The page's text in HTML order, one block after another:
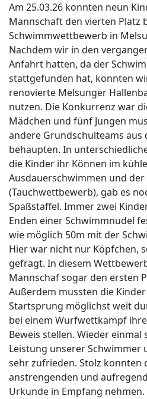
Am 25.03.26 konnten neun
Mannschaft den vierten Platz
Schwimmwettbewerb in
Nachdem wir in den
Anfahrt hatten, da der
stattgefunden hat, konnten
renovierte Melsunger
nutzen. Die Konkurrenz war
Mädchen und fünf Jungen
andere Grundschulteams aus
behaupten. In
die Kinder ihr Können im
Ausdauerschwimmen und der
(Tauchwettbewerb), gab es
Spaßstaffel. Immer zwei
Enden einer Schwimmnudel
wie möglich 50m mit der
Hier war nicht nur Köpfchen,
gefragt. In diesem
Mannschaf sogar den ersten
Außerdem mussten die
Startsprung möglichst weit
bei einem Wurfwettkampf
Beweis stellen. Wieder
Leistung unserer Schwimmer
sehr zufrieden. Stolz konnten
anstrengenden und
Urkunde in Empfang nehmen.